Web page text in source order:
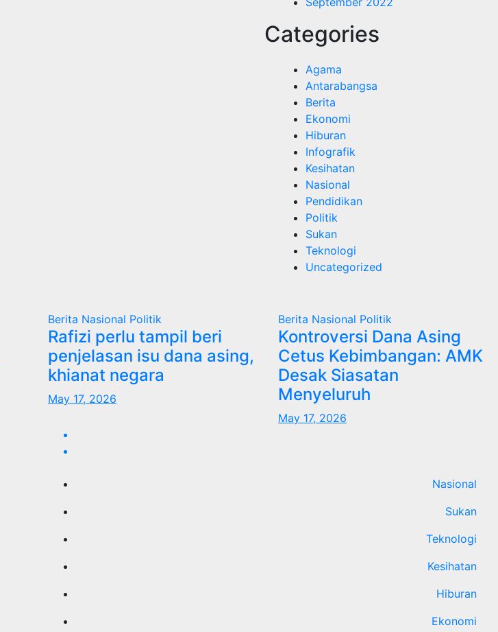
Categories
Agama
Antarabangsa
Berita
Ekonomi
Hiburan
Infografik
Kesihatan
Nasional
Pendidikan
Politik
Sukan
Teknologi
Uncategorized
Berita Nasional Politik
Rafizi perlu tampil beri
penjelasan isu dana asing,
khianat negara
May 17, 2026
Berita Nasional Politik
Kontroversi Dana Asing
Cetus Kebimbangan: AMK
Desak Siasatan
Menyeluruh
May 17, 2026
Nasional
Sukan
Teknologi
Kesihatan
Hiburan
Ekonomi